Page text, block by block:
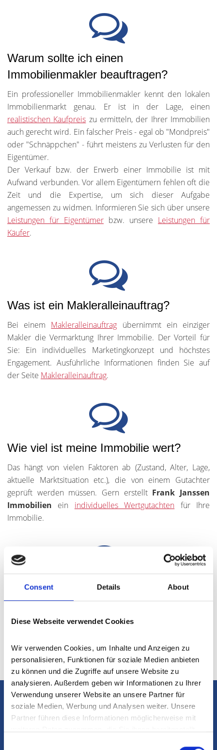
Consent Details About
Diese Webseite verwendet Cookies
Wir verwenden Cookies, um Inhalte und Anzeigen zu
personalisieren, Funktionen für soziale Medien anbieten
zu können und die Zugriffe auf unsere Website zu
analysieren. Außerdem geben wir Informationen zu Ihrer
Verwendung unserer Website an unsere Partner für
soziale Medien, Werbung und Analysen weiter. Unsere
Partner führen diese Informationen möglicherweise mit
Warum sollte ich einen
Immobilienmakler beauftragen?
Ein professioneller Immobilienmakler kennt den lokalen
Immobilienmarkt genau. Er ist in der Lage, einen
realistischen Kaufpreis zu ermitteln, der Ihrer Immobilien
auch gerecht wird. Ein falscher Preis - egal ob "Mondpreis"
oder "Schnäppchen" - führt meistens zu Verlusten für den
Eigentümer.
Der Verkauf bzw. der Erwerb einer Immobilie ist mit
Aufwand verbunden. Vor allem Eigentümern fehlen oft die
Zeit und die Expertise, um sich dieser Aufgabe
angemessen zu widmen. Informieren Sie sich über unsere
Leistungen für Eigentümer bzw. unsere Leistungen für
Käufer.
Was ist ein Makleralleinauftrag?
Bei einem Makleralleinauftrag übernimmt ein einziger
Makler die Vermarktung Ihrer Immobilie. Der Vorteil für
Sie: Ein individuelles Marketingkonzept und höchstes
Engagement. Ausführliche Informationen finden Sie auf
der Seite Makleralleinauftrag.
Wie viel ist meine Immobilie wert?
Das hängt von vielen Faktoren ab (Zustand, Alter, Lage,
aktuelle Marktsituation etc.), die von einem Gutachter
geprüft werden müssen. Gern erstellt Frank Janssen
Immobilien ein individuelles Wertgutachten für Ihre
Immobilie.
Woher bekomme ich einen
Frank Janssen Immobilien
brauchen sich um nichts zu kümmern.
Was mache ich, wenn ich
noch weitere Fragen habe?